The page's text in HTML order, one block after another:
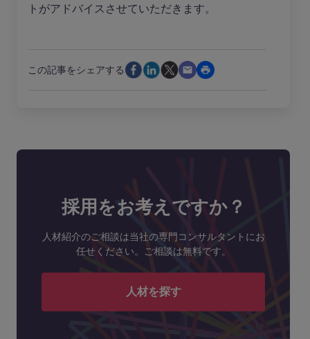
トがアドバイスさせていただきます。
この記事をシェアする
採用をお考えですか？
人材紹介のご相談は当社の専門コンサルタントにお
任せください。ご相談は無料です。
人材を探す